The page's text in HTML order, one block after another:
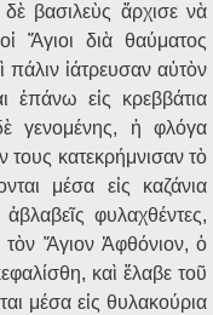
βασιλεὺς ἄρχισε νὰ
Ἅγιοι διὰ θαύματος
ἰάτρευσαν αὐτὸν
ἐπάνω εἰς κρεββάτια
γενομένης, ἡ φλόγα
κατεκρήμνισαν τὸ
μέσα εἰς καζάνια
φυλαχθέντες,
τὸν Ἅγιον Ἀφθόνιον, ὁ
καὶ ἔλαβε τοῦ
μέσα εἰς θυλακούρια